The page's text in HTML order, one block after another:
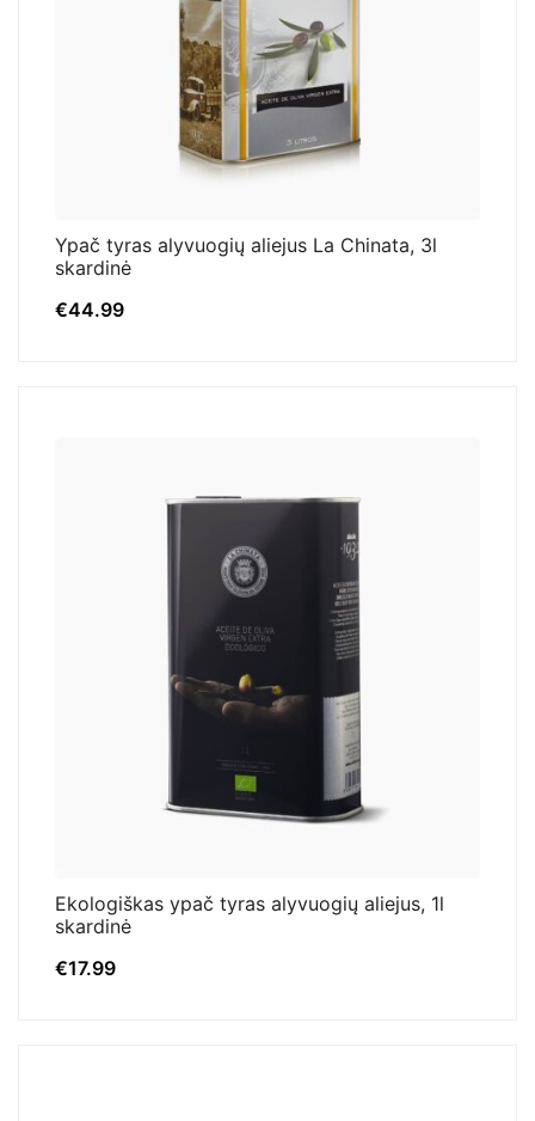
Ypač tyras alyvuogių aliejus La Chinata, 3l
skardinė
€44.99
Ekologiškas ypač tyras alyvuogių aliejus, 1l
skardinė
€17.99